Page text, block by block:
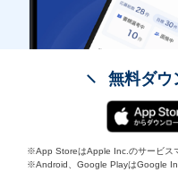
無料ダウ
※App StoreはApple Inc.のサービス
※Android、Google PlayはGoogle